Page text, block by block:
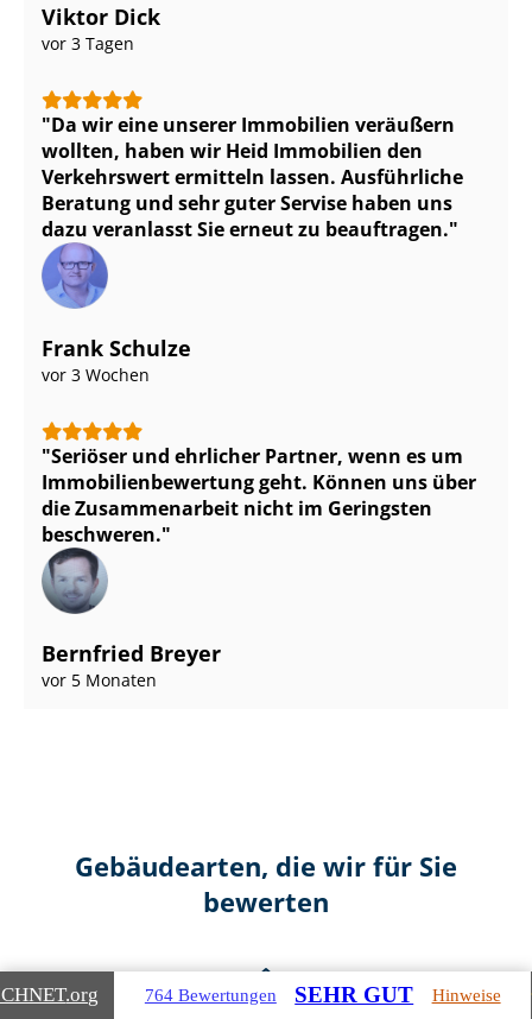
Viktor Dick
vor 3 Tagen
Da wir eine unserer Immobilien veräußern
wollten, haben wir Heid Immobilien den
Verkehrswert ermitteln lassen. Ausführliche
Beratung und sehr guter Servise haben uns
dazu veranlasst Sie erneut zu beauftragen.
Frank Schulze
vor 3 Wochen
Seriöser und ehrlicher Partner, wenn es um
Im­mo­bi­li­en­be­wer­tung geht. Können uns über
die Zusammenarbeit nicht im Geringsten
beschweren.
Bernfried Breyer
vor 5 Monaten
Gebäudearten, die wir für Sie
bewerten
.org 764 Bewertungen SEHR GUT Hinweise